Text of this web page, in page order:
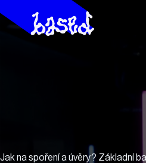
Jak na spoření a úvěry? Základní